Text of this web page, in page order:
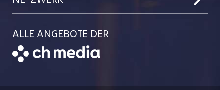
Kanton Schwyz
Festanstellungen
Schnittstelle
Bewerber-Cockpit
Job-Storys
Job-Coach
Bewerbung
Jobs bei der CH Media
CH Media
ALLE ANGEBOTE DER